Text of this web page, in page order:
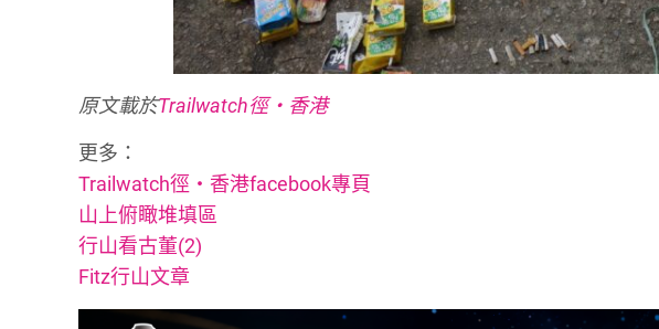
原文載於Trailwatch徑‧香港
更多：
Trailwatch徑‧香港facebook專頁
山上俯瞰堆填區
行山看古董(2)
Fitz行山文章